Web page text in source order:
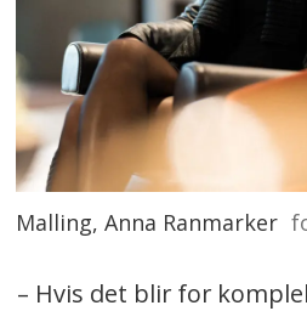
Malling, Anna Ranmarker
– Hvis det blir for